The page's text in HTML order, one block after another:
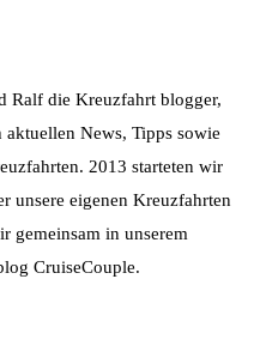
Ralf die Kreuzfahrt blogger,
News, Tipps sowie
2013 starteten wir
unsere eigenen Kreuzfahrten
gemeinsam in unserem
CruiseCouple.